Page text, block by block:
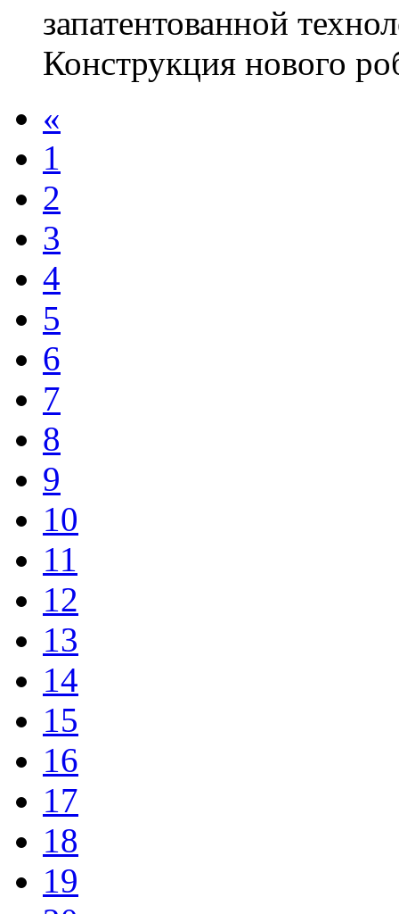
запатентованной
Конструкция нового
«
1
2
3
4
5
6
7
8
9
10
11
12
13
14
15
16
17
18
19